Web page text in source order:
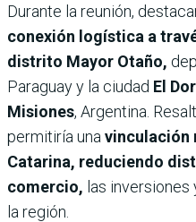
Durante la reunión,
conexión logística a
distrito Mayor Otaño,
Paraguay y la ciudad El
Misiones, Argentina.
permitiría una vinculación
Catarina, reduciendo
comercio, las
la región.